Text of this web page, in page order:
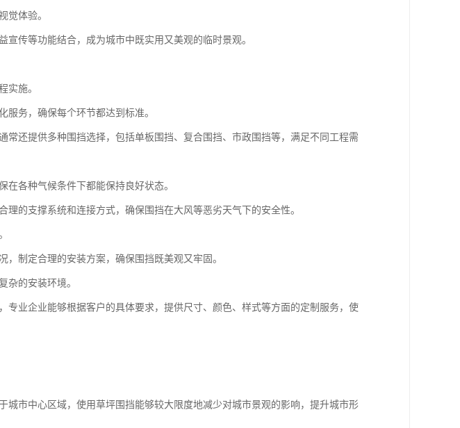
觉体验。
传等功能结合，成为城市中既实用又美观的临时景观。
实施。
服务，确保每个环节都达到标准。
常还提供多种围挡选择，包括单板围挡、复合围挡、市政围挡等，满足不同工程需
各种气候条件下都能保持良好状态。
的支撑系统和连接方式，确保围挡在大风等恶劣天气下的安全性。
制定合理的安装方案，确保围挡既美观又牢固。
杂的安装环境。
专业企业能够根据客户的具体要求，提供尺寸、颜色、样式等方面的定制服务，使
城市中心区域，使用草坪围挡能够较大限度地减少对城市景观的影响，提升城市形